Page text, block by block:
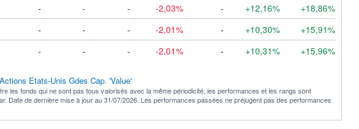
- - - -2,03% - +12,16%
+18,86%
- - - -2,01% - +10,30%
+15,91%
- - - -2,01% - +10,31% +15,96%
Etats-Unis Gdes Cap. 'Value'
les fonds qui ne sont pas tous valorisés avec la même périodicité, les performances et les rangs sont
Date de dernière mise à jour au 31/07/2026. Les performances passées ne préjugent pas des performances